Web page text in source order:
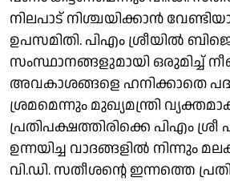
നിലപാട് നിശ്ചയിക്കാൻ
ഉപസമിതി. പിഎം ശ്രീയിൽ
സംസ്ഥാനങ്ങളുമായി ഒരുമിച്ച്
അവകാശങ്ങളെ ഹനിക്കാതെ
ശ്രമമെന്നും മുഖ്യമന്ത്രി
പ്രതിപക്ഷത്തിരിക്കെ പിഎം ശ്രീ
ഉന്നയിച്ച വാദങ്ങളിൽ നിന്നും
വി.ഡി. സതീശൻ്റെ ഇന്നത്തെ